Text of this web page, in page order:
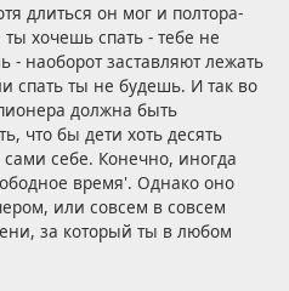
длиться он мог и полтора-
хочешь спать - тебе не
- наоборот заставляют лежать
спать ты не будешь. И так во
должна быть
что бы дети хоть десять
себе. Конечно, иногда
время'. Однако оно
или совсем в совсем
за который ты в любом